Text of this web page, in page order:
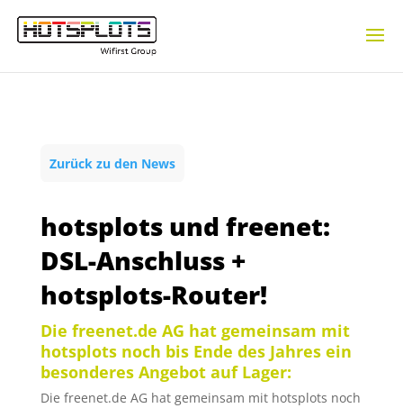
Zurück zu den News
hotsplots und freenet:
DSL-Anschluss +
hotsplots-Router!
Die freenet.de AG hat gemeinsam mit
hotsplots noch bis Ende des Jahres ein
besonderes Angebot auf Lager:
Die freenet.de AG hat gemeinsam mit hotsplots noch